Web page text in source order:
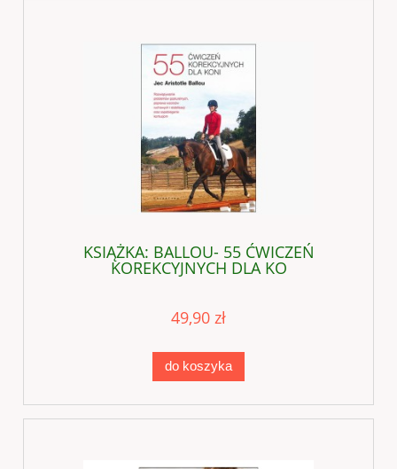
KSIĄŻKA: BALLOU- 55 ĆWICZEŃ
KOREKCYJNYCH DLA KO
49,90 zł
do koszyka